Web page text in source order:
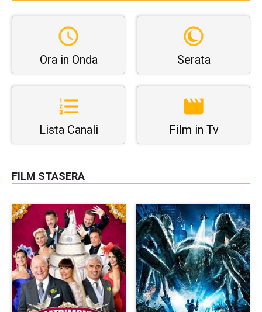
Ora in Onda Serata
Lista Canali Film in Tv
FILM STASERA